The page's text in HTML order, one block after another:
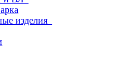
изделия